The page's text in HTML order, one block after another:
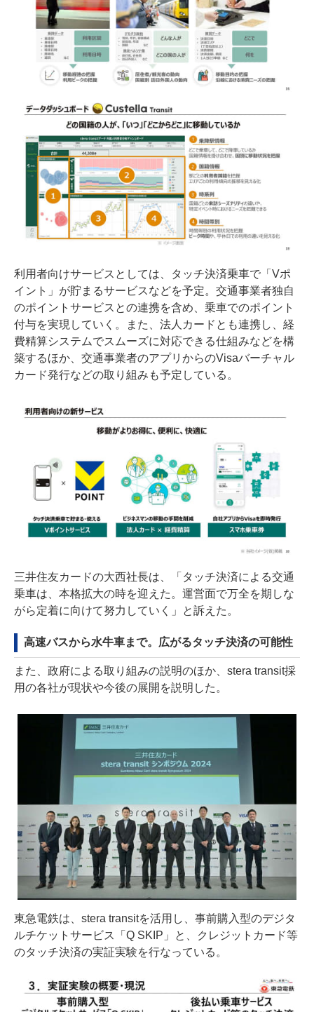
利用者向けサービスとしては、タッチ決済乗車で「Vポ
イント」が貯まるサービスなどを予定。交通事業者独自
のポイントサービスとの連携を含め、乗車でのポイント
付与を実現していく。また、法人カードとも連携し、経
費精算システムでスムーズに対応できる仕組みなどを構
築するほか、交通事業者のアプリからのVisaバーチャル
カード発行などの取り組みも予定している。
三井住友カードの大西社長は、「タッチ決済による交通
乗車は、本格拡大の時を迎えた。運営面で万全を期しな
がら定着に向けて努力していく」と訴えた。
高速バスから水牛車まで。広がるタッチ決済の可能性
また、政府による取り組みの説明のほか、stera transit採
用の各社が現状や今後の展開を説明した。
東急電鉄は、stera transitを活用し、事前購入型のデジタ
ルチケットサービス「Q SKIP」と、クレジットカード等
のタッチ決済の実証実験を行なっている。